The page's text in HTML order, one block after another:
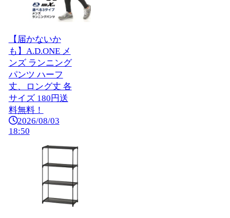
【届かないか
も】A.D.ONE メ
ンズ ランニング
パンツ ハーフ
丈、ロング丈 各
サイズ 180円送
料無料！
2026/08/03
18:50